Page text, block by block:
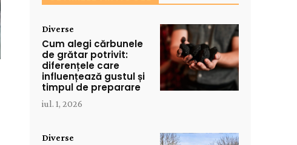
Diverse
Cum alegi cărbunele
de grătar potrivit:
diferențele care
influențează gustul și
timpul de preparare
iul. 1, 2026
Diverse